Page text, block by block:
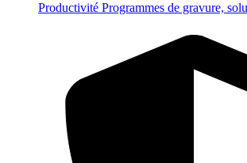
Productivité Programmes de gravure,